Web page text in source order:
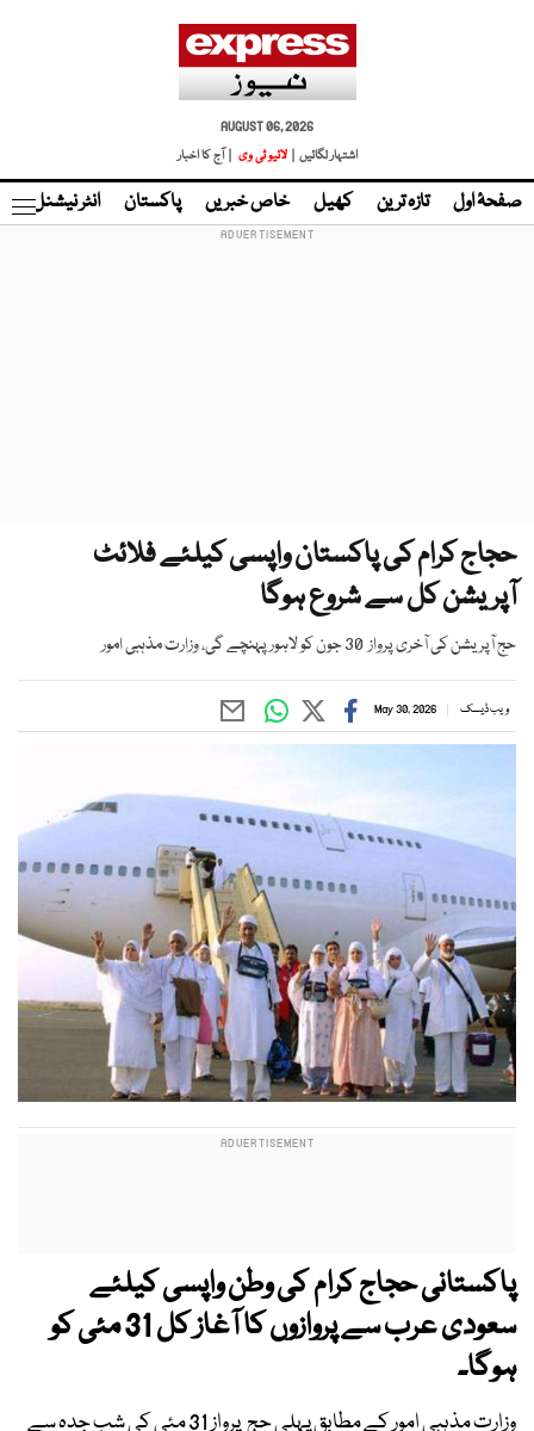
AUGUST 06, 2026
اشتہار لگائیں |
لائیو ٹی وی | آج کا اخبار
صفحۂ اول تازہ ترین کھیل خاص خبریں پاکستان انٹر نیشنل
حجاج کرام کی پاکستان واپسی کیلئے فلائٹ
آپریشن کل سے شروع ہوگا
حج آپریشن کی آخری پرواز 30 جون کو لاہور پہنچے گی، وزارت مذہبی امور
ویب ڈیسک May 30, 2026
پاکستانی حجاج کرام کی وطن واپسی کیلئے
سعودی عرب سے پروازوں کا آغاز کل 31 مئی کو
ہوگا۔
وزارت مذہبی امور کے مطابق پہلی حج پرواز 31 مئی کی شب جدہ سے